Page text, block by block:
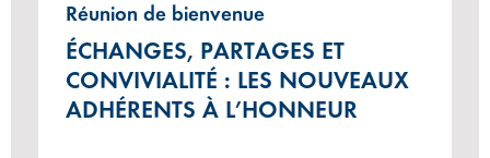
Réunion de bienvenue
ÉCHANGES, PARTAGES ET
CONVIVIALITÉ : LES NOUVEAUX
ADHÉRENTS À L’HONNEUR